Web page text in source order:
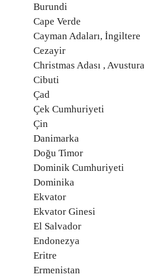
Burundi
Cape Verde
Cayman Adaları, İngiltere
Cezayir
Christmas Adası ,
Cibuti
Çad
Çek Cumhuriyeti
Çin
Danimarka
Doğu Timor
Dominik Cumhuriyeti
Dominika
Ekvator
Ekvator Ginesi
El Salvador
Endonezya
Eritre
Ermenistan